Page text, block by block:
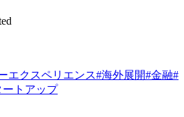
エクスペリエンス#海外展開#金融#
ートアップ